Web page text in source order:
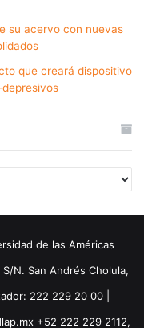
su acervo con nuevas
que creará dispositivo
de las Américas
N. San Andrés Cholula,
222 229 20 00 |
+52 222 229 2112,